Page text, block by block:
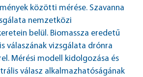
közötti mérése. Szavanna
nemzetközi
belül. Biomassza eredetű
válaszának vizsgálata drónra
Mérési modell kidolgozása és
válasz alkalmazhatóságának